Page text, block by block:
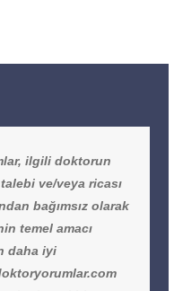
ilgili doktorun
ve/veya ricası
bağımsız olarak
temel amacı
daha iyi